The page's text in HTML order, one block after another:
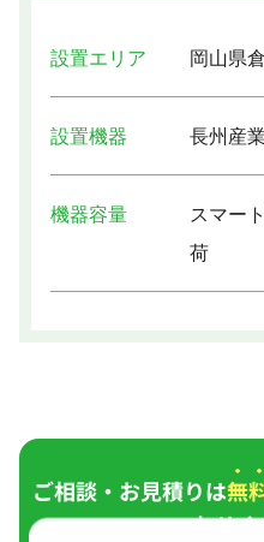
設置エリア 岡山県
設置機器 長州産業
機器容量
スマー
荷
ご相談・お見積りは無
わせ